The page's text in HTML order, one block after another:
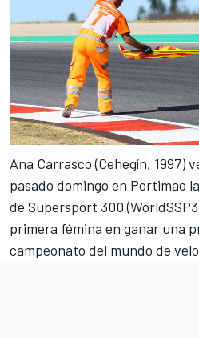
Ana Carrasco(Cehegín, 1997)
pasado domingo en Portimao
de Supersport 300
primera fémina en ganar una
campeonato del mundo de